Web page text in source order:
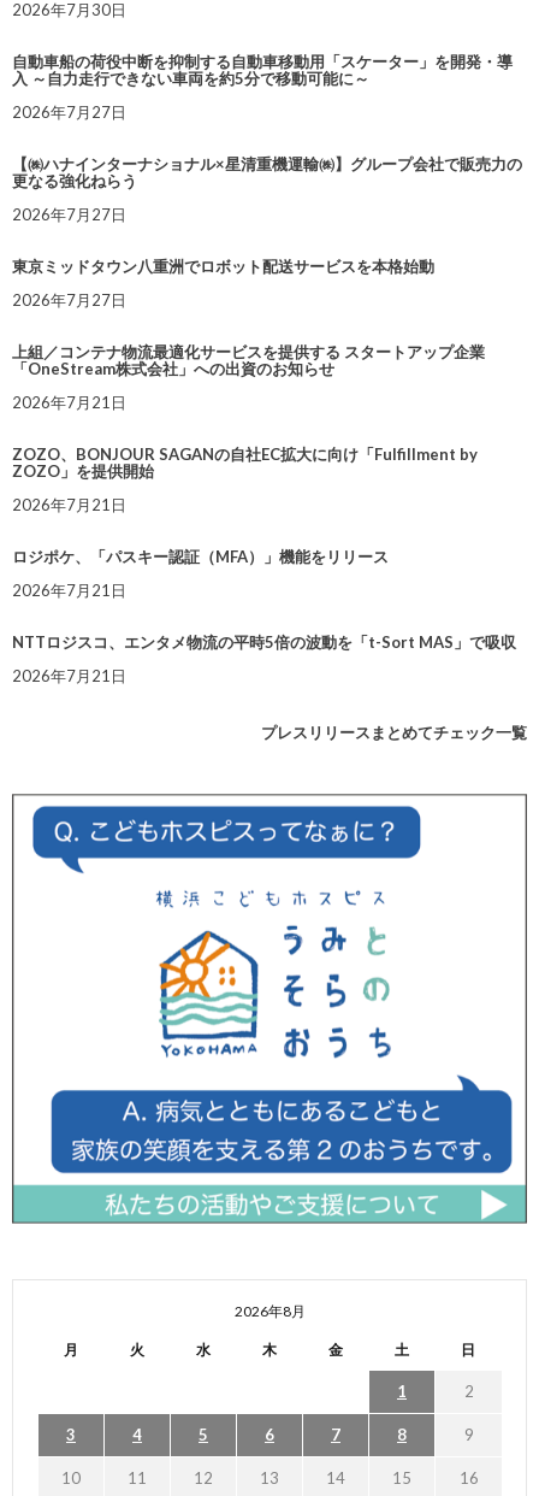
2026年7月30日
自動車船の荷役中断を抑制する自動車移動用「スケーター」を開発・導
入 ～自力走行できない車両を約5分で移動可能に～
2026年7月27日
【㈱ハナインターナショナル×星清重機運輸㈱】グループ会社で販売力の
更なる強化ねらう
2026年7月27日
東京ミッドタウン八重洲でロボット配送サービスを本格始動
2026年7月27日
上組／コンテナ物流最適化サービスを提供する スタートアップ企業
「OneStream株式会社」への出資のお知らせ
2026年7月21日
ZOZO、BONJOUR SAGANの自社EC拡大に向け「Fulfillment by
ZOZO」を提供開始
2026年7月21日
ロジポケ、「パスキー認証（MFA）」機能をリリース
2026年7月21日
NTTロジスコ、エンタメ物流の平時5倍の波動を「t-Sort MAS」で吸収
2026年7月21日
プレスリリースまとめてチェック一覧
2026年8月
月 火 水 木 金 土 日
1 2
3 4 5 6 7 8 9
10 11 12 13 14 15 16